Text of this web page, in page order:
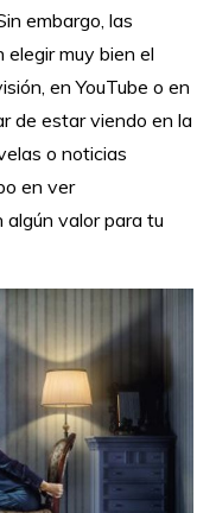
Sin embargo, las
elegir muy bien el
en YouTube o en
de estar viendo en la
o noticias
en ver
algún valor para tu